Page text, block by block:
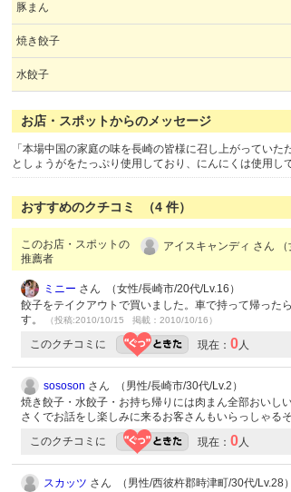
豚まん
焼き餃子
水餃子
お店・スポットからのメッセージ
「本場中国の家庭の味を長崎の皆様に召し上がってい
としょうがをたっぷり使用しており、にんにくは使用し
おすすめのクチコミ （4 件）
このお店・スポットの
推薦者
アイスキャンディ さん （
ミニー さん （女性/長崎市/20代/Lv.16）
餃子をテイクアウトで買いました。車で持って帰った
す。
（投稿:2010/10/15 掲載：2010/10/16）
このクチコミに 現在： 0人
sososon さん （男性/長崎市/30代/Lv.2）
焼き餃子・水餃子・お持ち帰りには肉まん全部おいし
さくでお話をし楽しみに来るお客さんもいらっしゃる
このクチコミに 現在： 0人
スカッツ さん （男性/西彼杵郡時津町/30代/Lv.28）